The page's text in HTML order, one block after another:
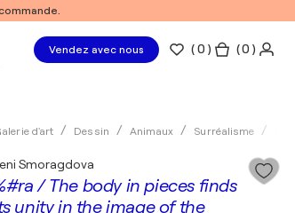
Vendez avec nous (0 ) ( 0 )
d'art Dessin Animaux Surréalisme
/ The body in pieces finds
unity in the image of the
Smoragdova